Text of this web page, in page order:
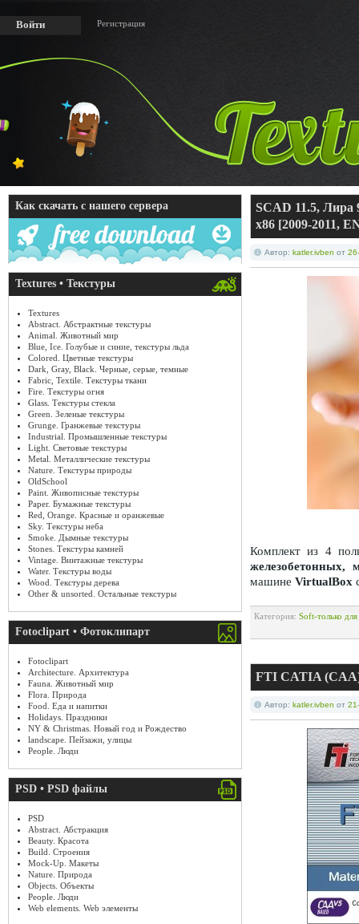
Войти Регистрация
Как скачать с нашего сервера
Textures • Текстуры
Textures
Abstract. Абстрактные текстуры
Animal. Животный мир
Blue, Ice. Голубые и синие, текстуры льда
Colored. Цветные текстуры
Dark, Gray, Black. Черные, серые, темные
Fabric, Textile. Текстуры ткани
Fire. Текстуры огня
Glass. Текстуры стекла
Green. Зеленые текстуры
Grunge. Гранжевые текстуры
Industrial. Промышленные текстуры
Light. Световые текстуры
Metal. Металлические текстуры
Nature. Текстуры природы
OldSchool
Paint. Живописные текстуры
Paper. Бумажные текстуры
Red, Orange. Красные и оранжевые
Sky. Текстуры неба
Smoke. Дымные текстуры
Stones. Текстуры камней
Vintage. Винтажные текстуры
Water. Текстуры воды
Wood. Текстуры дерева
Other & unsorted. Остальные текстуры
Fotoclipart • Фотоклипарт
Fotoclipart
Architecture. Архитектура
Fauna. Животный мир
Flora. Природа
Food. Еда и напитки
Holidays. Праздники
NY & Christmas. Новый год и Рождество
landscape. Пейзажи, улицы
People. Люди
PSD • PSD файлы
PSD
Abstract. Абстракция
Beauty. Красота
Build. Строения
Mock-Up. Макеты
Nature. Природа
Objects. Объекты
People. Люди
Web elements. Web элементы
SCAD 11.5, Лира
x86 [2009-2011,
Автор: katler.ivben от
Комплект из 4
железобетонных,
машине VirtualBox
Категория: Soft-только
FTI CATIA (CAA)
Автор: katler.ivben от